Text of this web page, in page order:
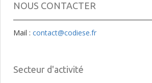
NOUS CONTACTER
Mail : contact@codiese.fr
Secteur d'activité